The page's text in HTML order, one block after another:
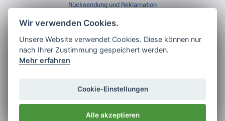
Rücksendung und Reklamation
Widerrufsbelehrung
Golf Brothers.de
Neuheiten
Impressum
Wir verwenden Cookies.
Unsere Website verwendet Cookies. Diese können nur
nach Ihrer Zustimmung gespeichert werden.
Mehr erfahren
Cookie-Einstellungen
Alle akzeptieren